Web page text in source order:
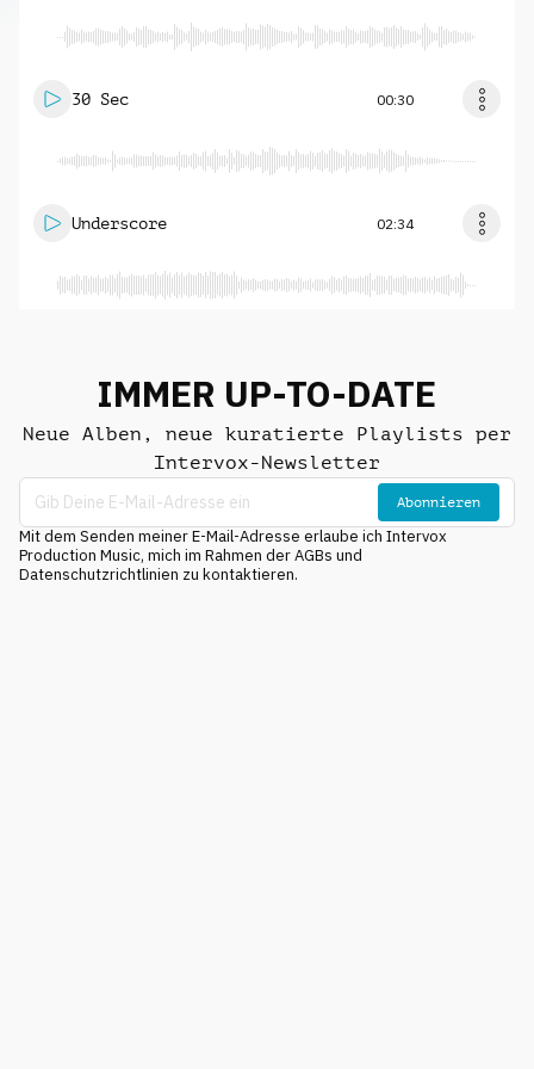
30 Sec 00:30
Underscore 02:34
IMMER UP-TO-DATE
Neue Alben, neue kuratierte Playlists per
Intervox-Newsletter
Abonnieren
Mit dem Senden meiner E-Mail-Adresse erlaube ich Intervox
Production Music, mich im Rahmen der AGBs und
Datenschutzrichtlinien zu kontaktieren.